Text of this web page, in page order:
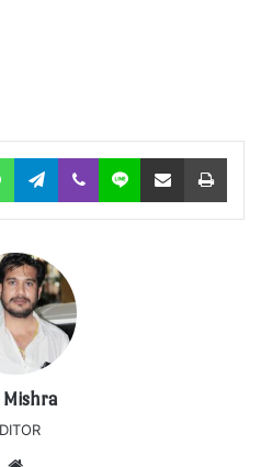
WhatsAppTelegram
Viber Line Share via Email Print